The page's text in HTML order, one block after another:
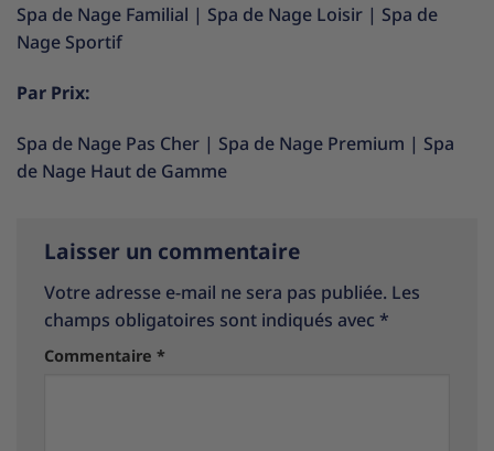
Spa de Nage Familial | Spa de Nage Loisir | Spa de
Nage Sportif
Par Prix:
Spa de Nage Pas Cher | Spa de Nage Premium | Spa
de Nage Haut de Gamme
Laisser un commentaire
Votre adresse e-mail ne sera pas publiée. Les
champs obligatoires sont indiqués avec *
Commentaire *